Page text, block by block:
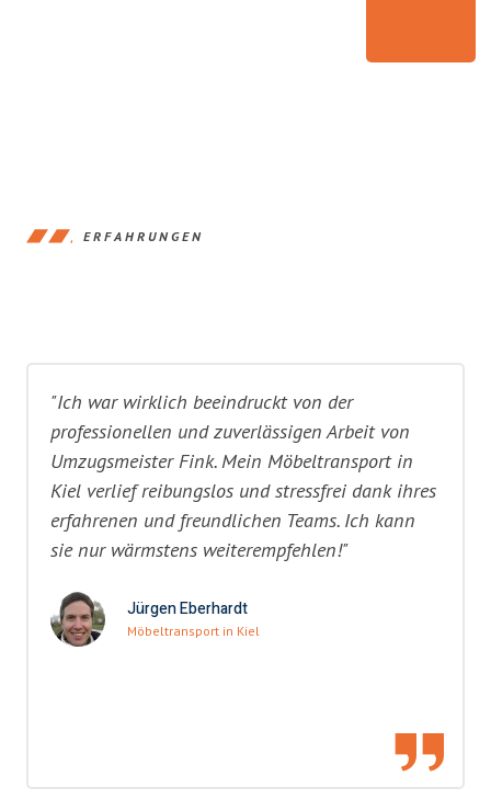
ERFAHRUNGEN
"Ich war wirklich beeindruckt von der
professionellen und zuverlässigen Arbeit von
Umzugsmeister Fink. Mein Möbeltransport in
Kiel verlief reibungslos und stressfrei dank ihres
erfahrenen und freundlichen Teams. Ich kann
sie nur wärmstens weiterempfehlen!"
Jürgen Eberhardt
Möbeltransport in Kiel